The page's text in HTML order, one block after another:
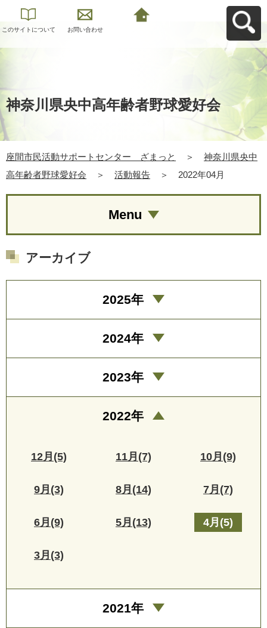
このサイトについて お問い合わせ
神奈川県央中高年齢者野球愛好会
座間市民活動サポートセンター ざまっと ＞
神奈川県央中
高年齢者野球愛好会
＞ 活動報告 ＞ 2022年04月
Menu
アーカイブ
2025年
2024年
2023年
2022年
12月(5) 11月(7) 10月(9)
9月(3) 8月(14) 7月(7)
6月(9) 5月(13) 4月(5)
3月(3)
2021年